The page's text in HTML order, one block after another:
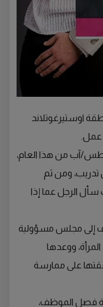
اوستيرغوتلاند
عمل.
آب من هذا العام،
تدريب، ومن ثم
سأل الرجل عما إذا
إلى مجلس مسؤولية
ووعدها
على ممارسة
فصل الموظف،